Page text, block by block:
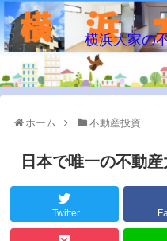
横浜大家の
ホーム 不動産投資
日本で唯一の不動
Twitter